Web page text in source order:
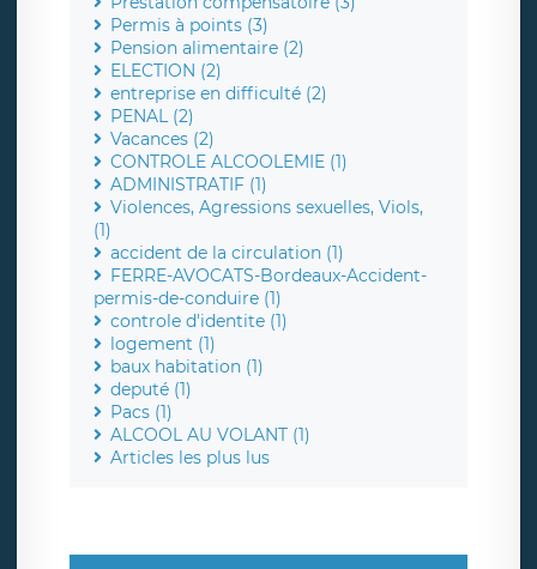
Permis à points (3)
Pension alimentaire (2)
ELECTION (2)
entreprise en difficulté (2)
PENAL (2)
Vacances (2)
CONTROLE ALCOOLEMIE (1)
ADMINISTRATIF (1)
Violences, Agressions sexuelles, Viols,
(1)
accident de la circulation (1)
FERRE-AVOCATS-Bordeaux-Accident-
permis-de-conduire (1)
controle d'identite (1)
logement (1)
baux habitation (1)
deputé (1)
Pacs (1)
ALCOOL AU VOLANT (1)
Articles les plus lus